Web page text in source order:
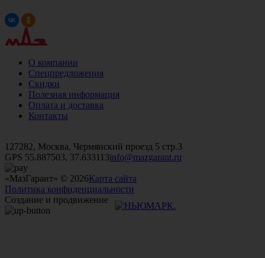
О компании
Спецпредложения
Скидки
Полезная информация
Оплата и доставка
Контакты
127282, Москва, Чермянский проезд 5 стр.3
GPS 55.887503, 37.633113info@mazgarant.ru
«МазГарант» © 2026Карта сайта
Политика конфиденциальности
Создание и продвижение